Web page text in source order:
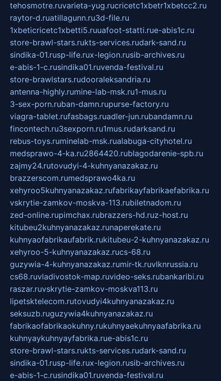
tehosmotre.ruvarieta-yug.rucricetc1xbetr1xbetcc2.ru
raytor-d.ruatillagunn.ru3d-file.ru
1xbeticricetc1xbetti5.ruuafoot-statti.rue-abis1c.ru
store-brawl-stars.rukts-services.rudark-sand.ru
sindika-01.rusp-life.rux-legion.rusib-archives.ru
e-abis-1-c.rusindika01.ruvenda-festival.ru
store-brawlstars.rudooraleksandria.ru
antenna-highly.rumine-lab-msk.ru1-mus.ru
3-sex-porn.ruban-damn.rupurse-factory.ru
viagra-tablet.rufasbags.ruadler-jun.rubandamn.ru
fincontech.ru3sexporn.ru1mus.rudarksand.ru
rebus-toys.ruminelab-msk.rualabuga-cityhotel.ru
medsprawo-4-ka.ru2864420.rublagodarenie-spb.ru
zajmy24.rutovudyi-4-kuhnyanazakaz.ru
brazzerscom.rumedsprawo4ka.ru
xehyroo5kuhnyanazakaz.rufabrikayfabrikaefabrika.ru
vskrytie-zamkov-moskva-113.rubiletnadom.ru
zed-online.rupimchax.rubrazzers-hd.ruz-host.ru
kitubeu2kuhnyanazakaz.runaperekate.ru
kuhnyaofabrikaufabrik.rukitubeu-2-kuhnyanazakaz.ru
xehyroo-5-kuhnyanazakaz.rucs-68.ru
guzywia-4-kuhnyanazakaz.rumir-tk.ruvlknrussia.ru
cs68.ruvladivostok-map.ruvideo-seks.rubankaribi.ru
raszar.ruvskrytie-zamkov-moskva113.ru
lipetsktelecom.rutovudyi4kuhnyanazakaz.ru
seksuzb.ruguzywia4kuhnyanazakaz.ru
fabrikaofabrikaokuhny.rukuhnyaekuhnyaafabrika.ru
kuhnyaykuhnyayfabrika.rue-abis1c.ru
store-brawl-stars.rukts-services.rudark-sand.ru
sindika-01.rusp-life.rux-legion.rusib-archives.ru
e-abis-1-c.rusindika01.ruvenda-festival.ru